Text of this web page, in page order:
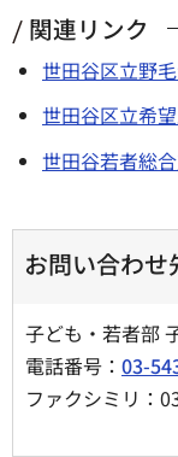
関連リンク
世田谷区立野
世田谷区立希
世田谷若者総
お問い合わせ
子ども・若者部
電話番号： 03-
ファクシミリ：